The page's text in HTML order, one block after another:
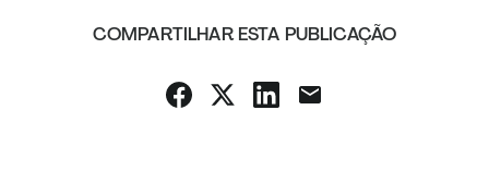
COMPARTILHAR ESTA PUBLICAÇÃO